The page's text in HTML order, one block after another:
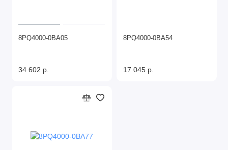
8PQ4000-0BA05
34 602 р.
8PQ4000-0BA54
17 045 р.